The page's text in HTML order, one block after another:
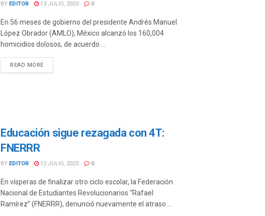
BY EDITOR 13 JULIO, 2023 0
En 56 meses de gobierno del presidente Andrés Manuel
López Obrador (AMLO), México alcanzó los 160,004
homicidios dolosos, de acuerdo ...
READ MOREDETAILS
Educación sigue rezagada con 4T:
FNERRR
BY EDITOR 12 JULIO, 2023 0
En vísperas de finalizar otro ciclo escolar, la Federación
Nacional de Estudiantes Revolucionarios “Rafael
Ramírez” (FNERRR), denunció nuevamente el atraso ...